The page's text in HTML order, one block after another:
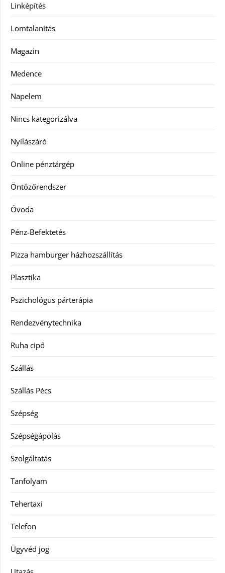
Linképítés
Lomtalanítás
Magazin
Medence
Napelem
Nincs kategorizálva
Nyílászáró
Online pénztárgép
Öntözőrendszer
Óvoda
Pénz-Befektetés
Pizza hamburger házhozszállítás
Plasztika
Pszichológus párterápia
Rendezvénytechnika
Ruha cipő
Szállás
Szállás Pécs
Szépség
Szépségápolás
Szolgáltatás
Tanfolyam
Tehertaxi
Telefon
Ügyvéd jog